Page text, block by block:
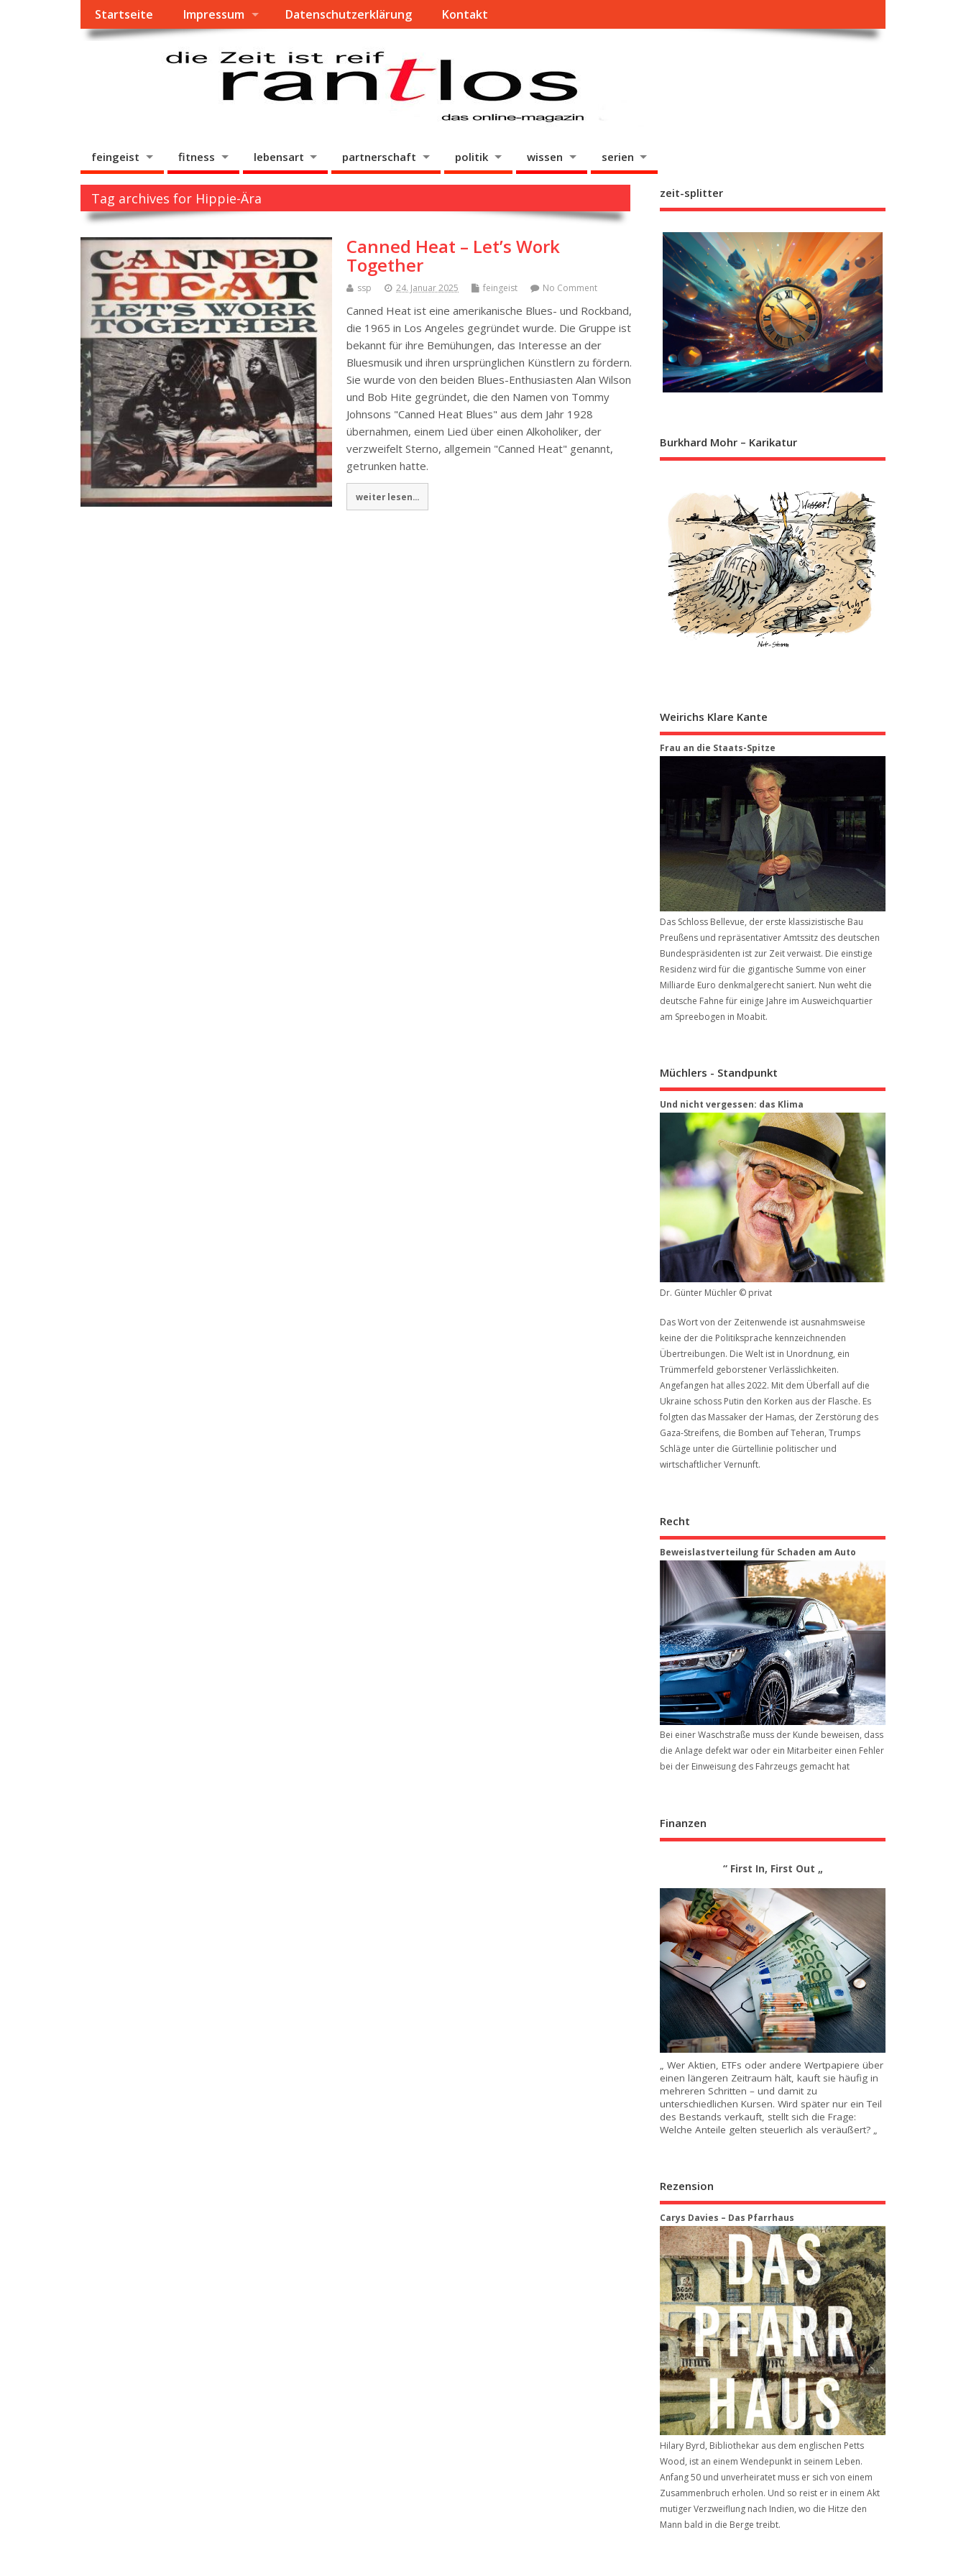
Startseite Impressum Datenschutzerklärung Kontakt
feingeist fitness lebensart partnerschaft politik wissen serien
Tag archives for Hippie-Ära
Canned Heat – Let’s Work
Together
ssp 24. Januar 2025 feingeist No Comment
Canned Heat ist eine amerikanische Blues- und Rockband,
die 1965 in Los Angeles gegründet wurde. Die Gruppe ist
bekannt für ihre Bemühungen, das Interesse an der
Bluesmusik und ihren ursprünglichen Künstlern zu fördern.
Sie wurde von den beiden Blues-Enthusiasten Alan Wilson
und Bob Hite gegründet, die den Namen von Tommy
Johnsons "Canned Heat Blues" aus dem Jahr 1928
übernahmen, einem Lied über einen Alkoholiker, der
verzweifelt Sterno, allgemein "Canned Heat" genannt,
getrunken hatte.
weiter lesen...
zeit-splitter
Burkhard Mohr – Karikatur
Weirichs Klare Kante
Frau an die Staats-Spitze
Das Schloss Bellevue, der erste klassizistische Bau
Preußens und repräsentativer Amtssitz des deutschen
Bundespräsidenten ist zur Zeit verwaist. Die einstige
Residenz wird für die gigantische Summe von einer
Milliarde Euro denkmalgerecht saniert. Nun weht die
deutsche Fahne für einige Jahre im Ausweichquartier
am Spreebogen in Moabit.
Müchlers - Standpunkt
Und nicht vergessen: das Klima
Dr. Günter Müchler © privat
Das Wort von der Zeitenwende ist ausnahmsweise
keine der die Politiksprache kennzeichnenden
Übertreibungen. Die Welt ist in Unordnung, ein
Trümmerfeld geborstener Verlässlichkeiten.
Angefangen hat alles 2022. Mit dem Überfall auf die
Ukraine schoss Putin den Korken aus der Flasche. Es
folgten das Massaker der Hamas, der Zerstörung des
Gaza-Streifens, die Bomben auf Teheran, Trumps
Schläge unter die Gürtellinie politischer und
wirtschaftlicher Vernunft.
Recht
Beweis­last­ver­teilung für Schaden am Auto
Bei einer Waschstraße muss der Kunde beweisen, dass
die Anlage defekt war oder ein Mitarbeiter einen Fehler
bei der Einweisung des Fahrzeugs gemacht hat
Finanzen
“ First In, First Out „
„ Wer Aktien, ETFs oder andere Wertpapiere über
einen längeren Zeitraum hält, kauft sie häufig in
mehreren Schritten – und damit zu
unterschiedlichen Kursen. Wird später nur ein Teil
des Bestands verkauft, stellt sich die Frage:
Welche Anteile gelten steuerlich als veräußert? „
Rezension
Carys Davies – Das Pfarrhaus
Hilary Byrd, Bibliothekar aus dem englischen Petts
Wood, ist an einem Wendepunkt in seinem Leben.
Anfang 50 und unverheiratet muss er sich von einem
Zusammenbruch erholen. Und so reist er in einem Akt
mutiger Verzweiflung nach Indien, wo die Hitze den
Mann bald in die Berge treibt.